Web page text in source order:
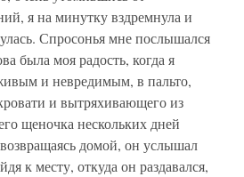
я на минутку вздремнула и
Спросонья мне послышался
была моя радость, когда я
и невредимым, в пальто,
и вытряхивающего из
щеночка нескольких дней
домой, он услышал
к месту, откуда он раздавался,